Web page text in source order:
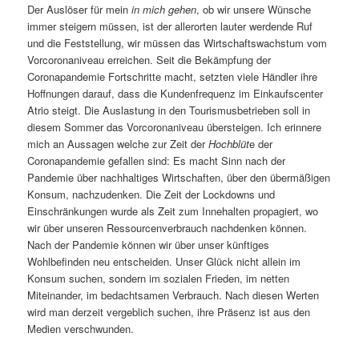
Der Auslöser für meinin mich gehen, ob wir unsere Wünsche
immer steigern müssen, ist der allerorten lauter werdende Ruf
und die Feststellung, wir müssen das Wirtschaftswachstum vom
Vorcoronaniveau erreichen. Seit die Bekämpfung der
Coronapandemie Fortschritte macht, setzten viele Händler ihre
Hoffnungen darauf, dass die Kundenfrequenz im Einkaufscenter
Atrio steigt. Die Auslastung in den Tourismusbetrieben soll in
diesem Sommer das Vorcoronaniveau übersteigen. Ich erinnere
mich an Aussagen welche zur Zeit derHochblüte der
Coronapandemie gefallen sind: Es macht Sinn nach der
Pandemie über nachhaltiges Wirtschaften, über den übermäßigen
Konsum, nachzudenken. Die Zeit der Lockdowns und
Einschränkungen wurde als Zeit zum Innehalten propagiert, wo
wir über unseren Ressourcenverbrauch nachdenken können.
Nach der Pandemie können wir über unser künftiges
Wohlbefinden neu entscheiden. Unser Glück nicht allein im
Konsum suchen, sondern im sozialen Frieden, im netten
Miteinander, im bedachtsamen Verbrauch. Nach diesen Werten
wird man derzeit vergeblich suchen, ihre Präsenz ist aus den
Medien verschwunden.